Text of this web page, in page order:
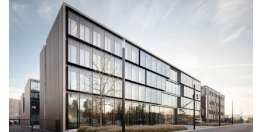
头条资讯
业 界
机 构
人 物
地 产
快速搜索
企业招聘